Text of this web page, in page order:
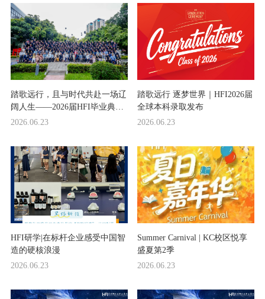
踏歌远行，且与时代共赴一场辽
阔人生——2026届HFI毕业典礼
回顾
2026.06.23
踏歌远行 逐梦世界｜HFI2026届
全球本科录取发布
2026.06.23
HFI研学|在标杆企业感受中国智
造的硬核浪漫
2026.06.23
Summer Carnival | KC校区悦享
盛夏第2季
2026.06.23